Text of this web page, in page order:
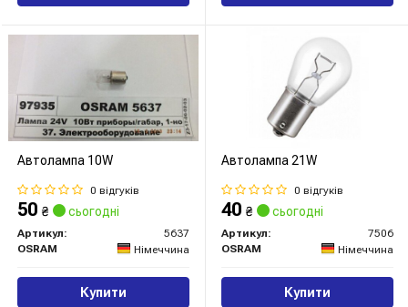
Автолампа 10W
0 відгуків
50 ₴ сьогодні
Артикул:
5637
OSRAM
Німеччина
Купити
Автолампа 21W
0 відгуків
40 ₴ сьогодні
Артикул:
7506
OSRAM
Німеччина
Купити